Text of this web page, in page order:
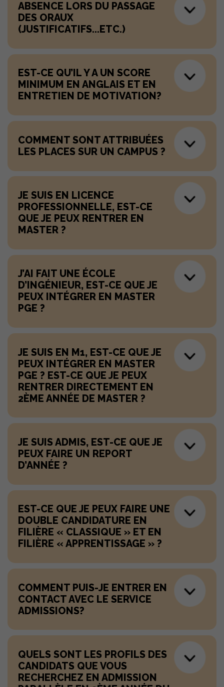
ABSENCE LORS DU PASSAGE
DES ORAUX
(JUSTIFICATIFS...ETC.)
EST-CE QU’IL Y A UN SCORE
MINIMUM EN ANGLAIS ET EN
ENTRETIEN DE MOTIVATION?
COMMENT SONT ATTRIBUÉES
LES PLACES SUR UN CAMPUS ?
JE SUIS EN LICENCE
PROFESSIONNELLE, EST-CE
QUE JE PEUX RENTRER EN
MASTER ?
J’AI FAIT UNE ÉCOLE
D’INGÉNIEUR, EST-CE QUE JE
PEUX INTÉGRER EN MASTER
PGE ?
JE SUIS EN M1, EST-CE QUE JE
PEUX INTÉGRER EN MASTER
PGE ? EST-CE QUE JE PEUX
RENTRER DIRECTEMENT EN
2ÈME ANNÉE DE MASTER ?
JE SUIS ADMIS, EST-CE QUE JE
PEUX FAIRE UN REPORT
D’ANNÉE ?
EST-CE QUE JE PEUX FAIRE UNE
DOUBLE CANDIDATURE EN
FILIÈRE « CLASSIQUE » ET EN
FILIÈRE « APPRENTISSAGE » ?
COMMENT PUIS-JE ENTRER EN
CONTACT AVEC LE SERVICE
ADMISSIONS?
QUELS SONT LES PROFILS DES
CANDIDATS QUE VOUS
RECHERCHEZ EN ADMISSION